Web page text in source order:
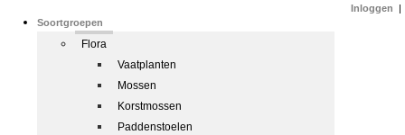
Soortgroepen
Flora
Vaatplanten
Mossen
Korstmossen
Paddenstoelen
Inloggen |